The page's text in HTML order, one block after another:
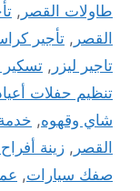
طاولات القصر ,
القصر , تأجير
تاجير ليزر ,
تنظيم حفلات
شاي وقهوه,
القصر , زينة
صفك سيارات,